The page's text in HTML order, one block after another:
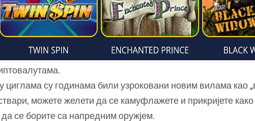
циглама су годинама били узроковани новим вилама као
можете желети да се камуфлажете и прикријете
се борите са напредним оружјем.